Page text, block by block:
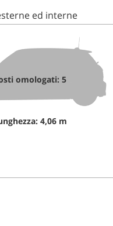
ed interne
omologati: 5
4,06 m